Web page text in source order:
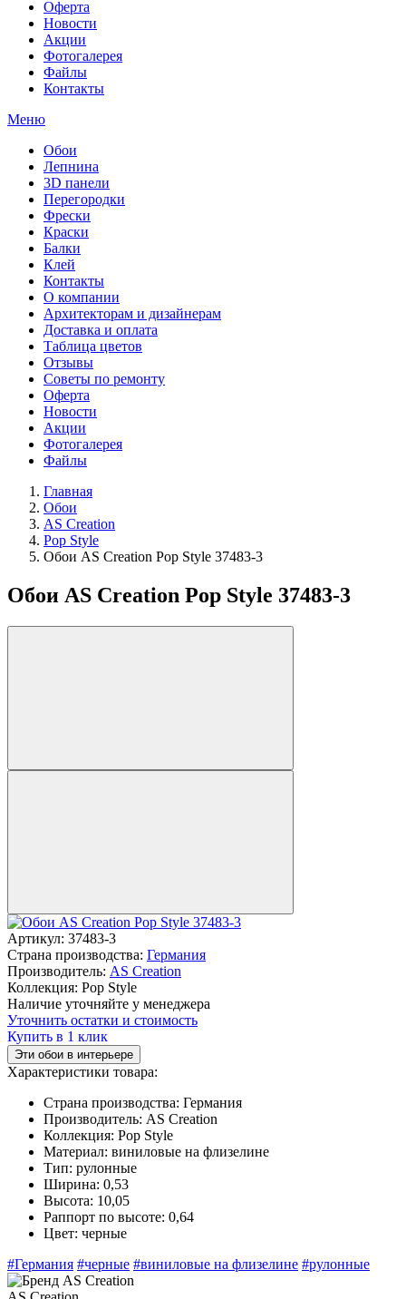
Оферта
Новости
Акции
Фотогалерея
Файлы
Контакты
Меню
Обои
Лепнина
3D панели
Перегородки
Фрески
Краски
Балки
Клей
Контакты
О компании
Архитекторам и дизайнерам
Доставка и оплата
Таблица цветов
Отзывы
Советы по ремонту
Оферта
Новости
Акции
Фотогалерея
Файлы
Главная
Обои
AS Creation
Pop Style
Обои AS Creation Pop Style 37483-3
Обои AS Creation Pop Style 37483-3
Артикул: 37483-3
Страна производства: Германия
Производитель: AS Creation
Коллекция: Pop Style
Наличие уточняйте у менеджера
Уточнить остатки и стоимость
Купить в 1 клик
Эти обои в интерьере
Характеристики товара:
Страна производства: Германия
Производитель: AS Creation
Коллекция: Pop Style
Материал: виниловые на флизелине
Тип: рулонные
Ширина: 0,53
Высота: 10,05
Раппорт по высоте: 0,64
Цвет: черные
#Германия #черные #виниловые на флизелине #рулонные